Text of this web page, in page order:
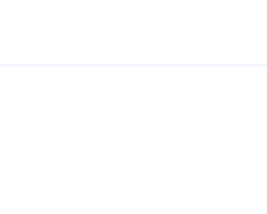
İle Geniş Ürün
Çözümleri